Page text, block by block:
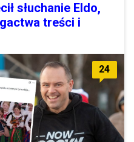
słuchanie Eldo,
treści i
24